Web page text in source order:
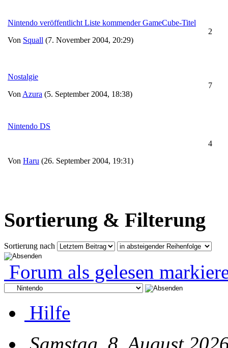
Nintendo veröffentlicht Liste kommender GameCube-Titel
Von Squall (7. November 2004, 20:29)
2
Nostalgie
Von Azura (5. September 2004, 18:38)
7
Nintendo DS
Von Haru (26. September 2004, 19:31)
4
Sortierung & Filterung
Sortierung nach
Forum als gelesen
Hilfe
Samstag, 8. August